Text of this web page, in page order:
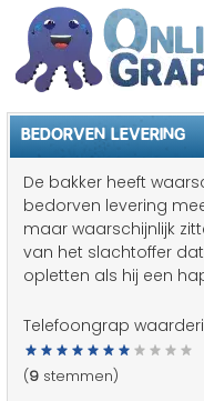
BEDORVEN LEVERING
De bakker heeft
bedorven levering
maar waarschijnlijk
van het slachtoffer
opletten als hij een
Telefoongrap
(9 stemmen)